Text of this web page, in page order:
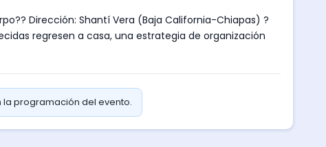
Dirección: Shantí Vera (Baja California-Chiapas) ?
regresen a casa, una estrategia de organización
programación del evento.